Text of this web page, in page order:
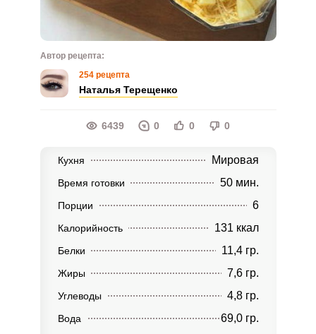
Автор рецепта:
254 рецепта
Наталья Терещенко
6439 0 0 0
Кухня Мировая
Время готовки 50 мин.
Порции 6
Калорийность 131 ккал
Белки 11,4 гр.
Жиры 7,6 гр.
Углеводы 4,8 гр.
Вода 69,0 гр.